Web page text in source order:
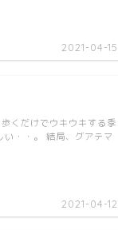
2021-04-15
2021-04-12
くだけでウキウキする季
・・。 結局、グアテマ